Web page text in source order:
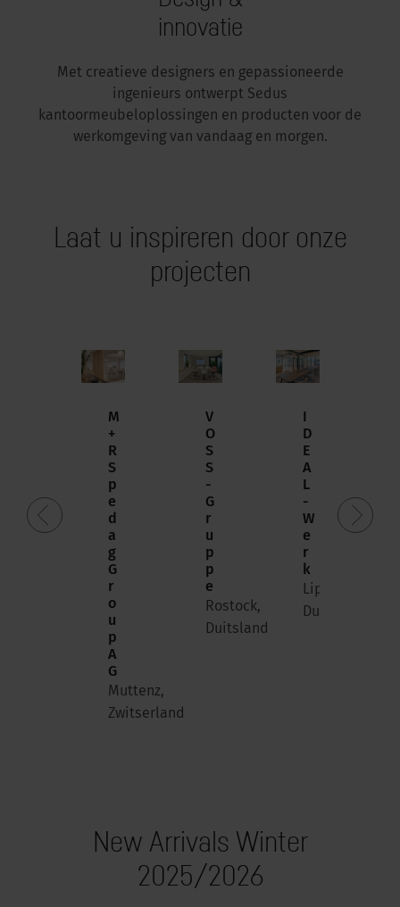
innovatie
Met creatieve designers en gepassioneerde
ingenieurs ontwerpt Sedus
kantoormeubeloplossingen en producten voor de
werkomgeving van vandaag en morgen.
Laat u inspireren door onze
projecten
M
+
R
S
p
e
d
a
g
G
r
o
u
p
A
G
Muttenz,
Zwitserland
V
O
S
S
-
G
r
u
p
p
e
Rostock,
Duitsland
D
E
A
L
-
W
e
r
k
Lippstadt,
Duitsland
New Arrivals Winter
2025/2026